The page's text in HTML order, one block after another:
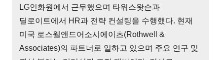
LG인화원에서 근무했으며 타워스왓슨과
딜로이트에서 HR과 전략 컨설팅을 수행했다. 현재
미국 로스웰앤드어소시에이츠(Rothwell &
Associates)의 파트너로 일하고 있으며 주요 연구 및